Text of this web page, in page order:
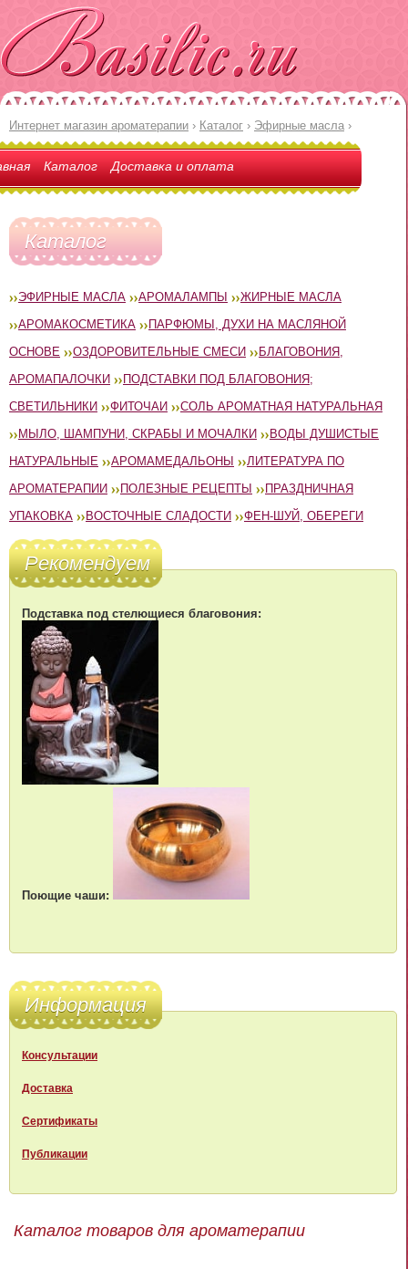
Интернет магазин ароматерапии › Каталог › Эфирные масла ›
Каталог Доставка и оплата
Каталог
ЭФИРНЫЕ МАСЛА АРОМАЛАМПЫ
ЖИРНЫЕ МАСЛА
АРОМАКОСМЕТИКА
ПАРФЮМЫ, ДУХИ НА МАСЛЯНОЙ
ОСНОВЕ
ОЗДОРОВИТЕЛЬНЫЕ СМЕСИ
БЛАГОВОНИЯ,
АРОМАПАЛОЧКИ
ПОДСТАВКИ ПОД БЛАГОВОНИЯ;
СВЕТИЛЬНИКИ
ФИТОЧАИ
СОЛЬ АРОМАТНАЯ НАТУРАЛЬНАЯ
МЫЛО, ШАМПУНИ, СКРАБЫ И МОЧАЛКИ
ВОДЫ ДУШИСТЫЕ
НАТУРАЛЬНЫЕ
АРОМАМЕДАЛЬОНЫ
ЛИТЕРАТУРА ПО
АРОМАТЕРАПИИ
ПОЛЕЗНЫЕ РЕЦЕПТЫ
ПРАЗДНИЧНАЯ
УПАКОВКА
ВОСТОЧНЫЕ СЛАДОСТИ ФЕН-ШУЙ, ОБЕРЕГИ
Рекомендуем
Подставка под стелющиеся благовония:
Поющие чаши:
Информация
Консультации
Доставка
Сертификаты
Публикации
Каталог товаров для ароматерапии